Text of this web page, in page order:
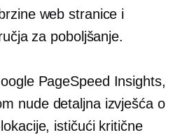
web stranice i
za poboljšanje.
PageSpeed ​​Insights,
nude detaljna izvješća o
ističući kritične